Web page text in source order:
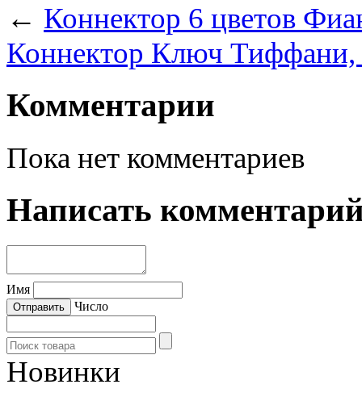
← Коннектор 6 цветов
Коннектор Ключ Тиффани,
Комментарии
Пока нет комментариев
Написать
Имя
Число
Новинки